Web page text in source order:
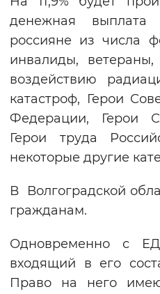
денежная
россияне из числа
инвалиды,
воздействию
катастроф, Герои
Федерации, Герои
Герои труда
некоторые другие
В Волгоградской
гражданам.
Одновременно с
входящий в его
Право на него